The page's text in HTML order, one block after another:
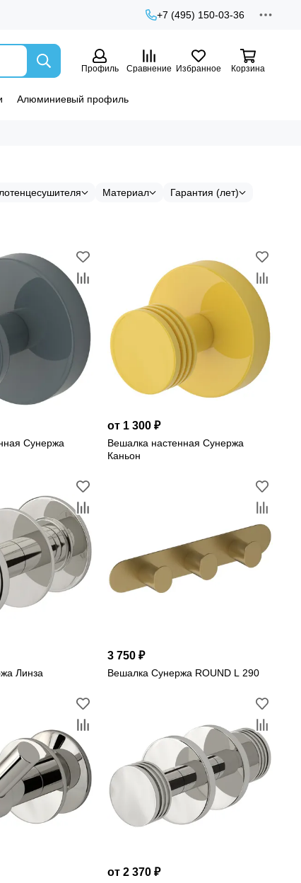
+7 (495) 150-03-36
Профиль Сравнение Избранное Корзина
Алюминиевый профиль
Материал
Гарантия (лет)
Сунержа
от 1 300 ₽
Вешалка настенная Сунержа
Каньон
Линза
3 750 ₽
Вешалка Сунержа ROUND L 290
от 2 370 ₽